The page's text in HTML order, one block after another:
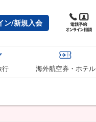
ン/新規入会
行 海外航空券・ホテル